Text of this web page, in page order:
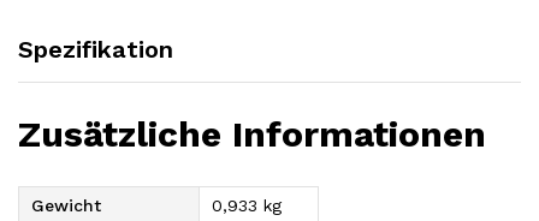
Spezifikation
Zusätzliche Informationen
Gewicht 0,933 kg